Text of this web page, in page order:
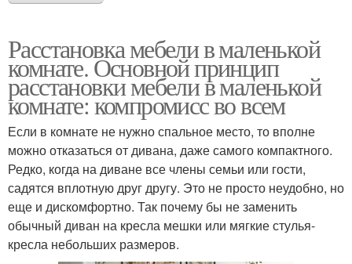
Расстановка мебели в маленькой
комнате. Основной принцип
расстановки мебели в маленькой
комнате: компромисс во всем
Если в комнате не нужно спальное место, то вполне
можно отказаться от дивана, даже самого компактного.
Редко, когда на диване все члены семьи или гости,
садятся вплотную друг другу. Это не просто неудобно, но
еще и дискомфортно. Так почему бы не заменить
обычный диван на кресла мешки или мягкие стулья-
кресла небольших размеров.